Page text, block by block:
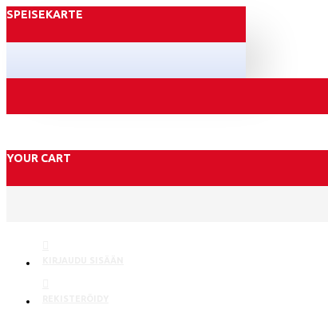
SPEISEKARTE
YOUR CART